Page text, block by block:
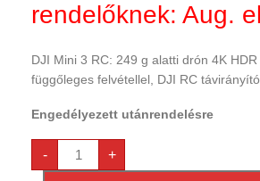
rendelőknek: Aug.
DJI Mini 3 RC: 249 g alatti drón 4K
függőleges felvétellel, DJI RC
Engedélyezett utánrendelésre
- +